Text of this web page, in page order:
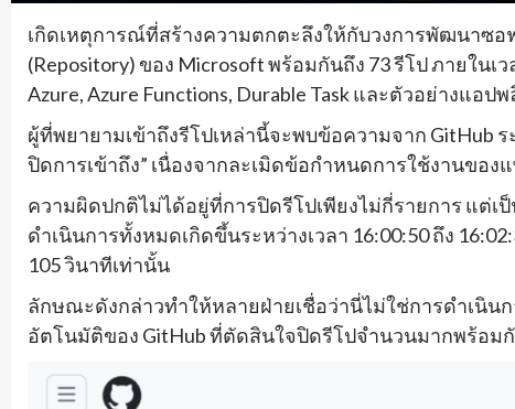
เกิดเหตุการณ์ที่สร้างความตกตะลึงให้กับวงการพัฒนาซอ
(Repository) ของ Microsoft พร้อมกันถึง 73 รีโป ภายใน
Azure, Azure Functions, Durable Task และตัวอย่างแอ
ผู้ที่พยายามเข้าถึงรีโปเหล่านี้จะพบข้อความจาก GitHub ร
ปิดการเข้าถึง” เนื่องจากละเมิดข้อกำหนดการใช้งานของ
ความผิดปกติไม่ได้อยู่ที่การปิดรีโปเพียงไม่กี่รายการ แต่
ดำเนินการทั้งหมดเกิดขึ้นระหว่างเวลา 16:00:50 ถึง
105 วินาทีเท่านั้น
ลักษณะดังกล่าวทำให้หลายฝ่ายเชื่อว่านี่ไม่ใช่การดำเนิน
อัตโนมัติของ GitHub ที่ตัดสินใจปิดรีโปจำนวนมากพร้อม